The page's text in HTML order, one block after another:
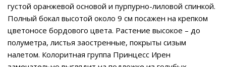
густой оранжевой основой и пурпурно-лиловой спинкой.
Полный бокал высотой около 9 см посажен на крепком
цветоносе бордового цвета. Растение высокое – до
полуметра, листья заостренные, покрыты сизым
налетом. Колоритная группа Принцесс Ирен